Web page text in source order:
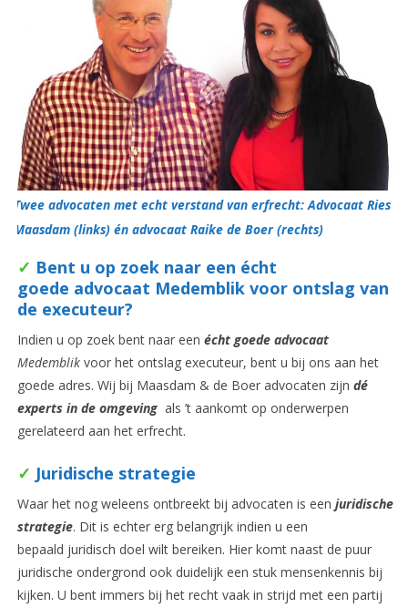
Twee advocaten met echt verstand van erfrecht: Advocaat Ries
Maasdam (links) én advocaat Raike de Boer (rechts)
✓ Bent u op zoek naar een écht
goede advocaat Medemblik voor ontslag van
de executeur?
Indien u op zoek bent naar een écht goede advocaat
Medemblik voor het ontslag executeur, bent u bij ons aan het
goede adres. Wij bij Maasdam & de Boer advocaten zijn dé
experts in de omgevingals ’t aankomt op onderwerpen
gerelateerd aan het erfrecht.
✓ Juridische strategie
Waar het nog weleens ontbreekt bij advocaten is een juridische
strategie. Dit is echter erg belangrijk indien u een
bepaald juridisch doel wilt bereiken. Hier komt naast de puur
juridische ondergrond ook duidelijk een stuk mensenkennis bij
kijken. U bent immers bij het recht vaak in strijd met een partij